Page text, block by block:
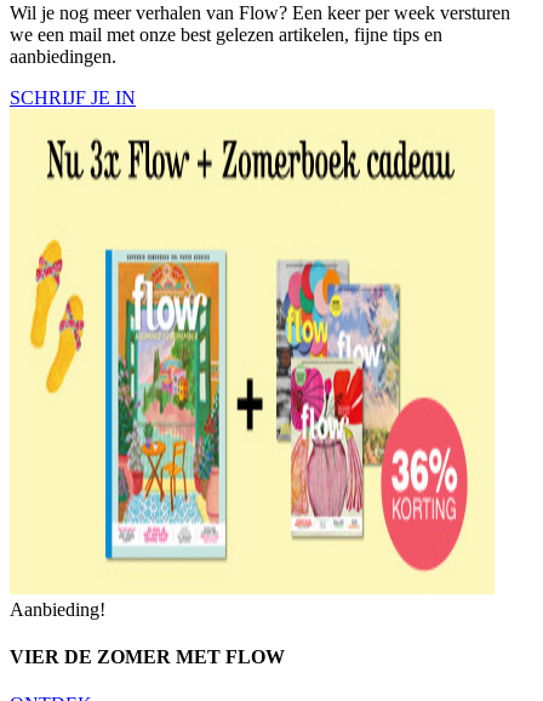
Wil je nog meer verhalen van Flow? Een keer per week versturen
we een mail met onze best gelezen artikelen, fijne tips en
aanbiedingen.
SCHRIJF JE IN
Aanbieding!
VIER DE ZOMER MET FLOW